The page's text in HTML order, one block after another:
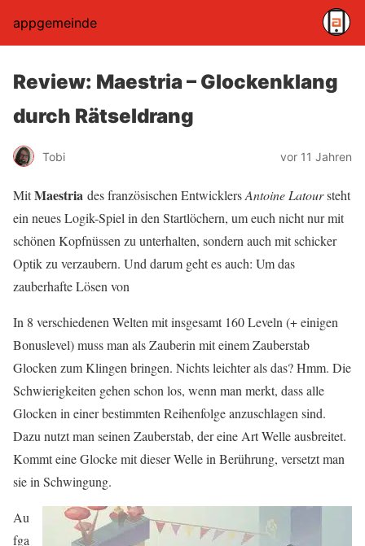
appgemeinde
Review: Maestria – Glockenklang
durch Rätseldrang
Tobi vor 11 Jahren
MitMaestria des französischen EntwicklersAntoine Latoursteht
ein neues Logik-Spiel in den Startlöchern, um euch nicht nur mit
schönen Kopfnüssen zu unterhalten, sondern auch mit schicker
Optik zu verzaubern. Und darum geht es auch: Um das
zauberhafte Lösen von
In 8 verschiedenen Welten mit insgesamt 160 Leveln (+ einigen
Bonuslevel) muss man als Zauberin mit einem Zauberstab
Glocken zum Klingen bringen. Nichts leichter als das? Hmm. Die
Schwierigkeiten gehen schon los, wenn man merkt, dass alle
Glocken in einer bestimmten Reihenfolge anzuschlagen sind.
Dazu nutzt man seinen Zauberstab, der eine Art Welle ausbreitet.
Kommt eine Glocke mit dieser Welle in Berührung, versetzt man
sie in Schwingung.
Au
fga